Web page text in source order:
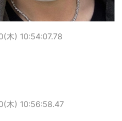
木) 10:54:07.78
木) 10:56:58.47